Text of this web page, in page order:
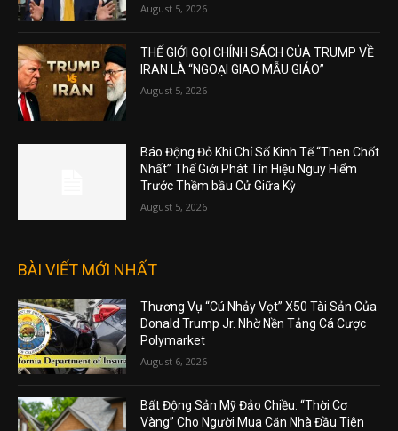
August 5, 2026
THẾ GIỚI GỌI CHÍNH SÁCH CỦA TRUMP VỀ
IRAN LÀ “NGOẠI GIAO MẪU GIÁO”
August 5, 2026
Báo Động Đỏ Khi Chỉ Số Kinh Tế “Then Chốt
Nhất” Thế Giới Phát Tín Hiệu Nguy Hiểm
Trước Thềm bầu Cử Giữa Kỳ
August 5, 2026
BÀI VIẾT MỚI NHẤT
Thương Vụ “Cú Nhảy Vọt” X50 Tài Sản Của
Donald Trump Jr. Nhờ Nền Tảng Cá Cược
Polymarket
August 6, 2026
Bất Động Sản Mỹ Đảo Chiều: “Thời Cơ
Vàng” Cho Người Mua Căn Nhà Đầu Tiên